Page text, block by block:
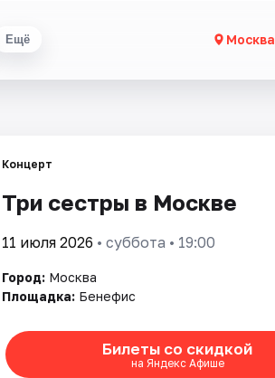
Ещё Москва
Концерт
Три сестры в Москве
11 июля 2026 • суббота • 19:00
Город: Москва
Площадка: Бенефис
Билеты со скидкой
на Яндекс Афише